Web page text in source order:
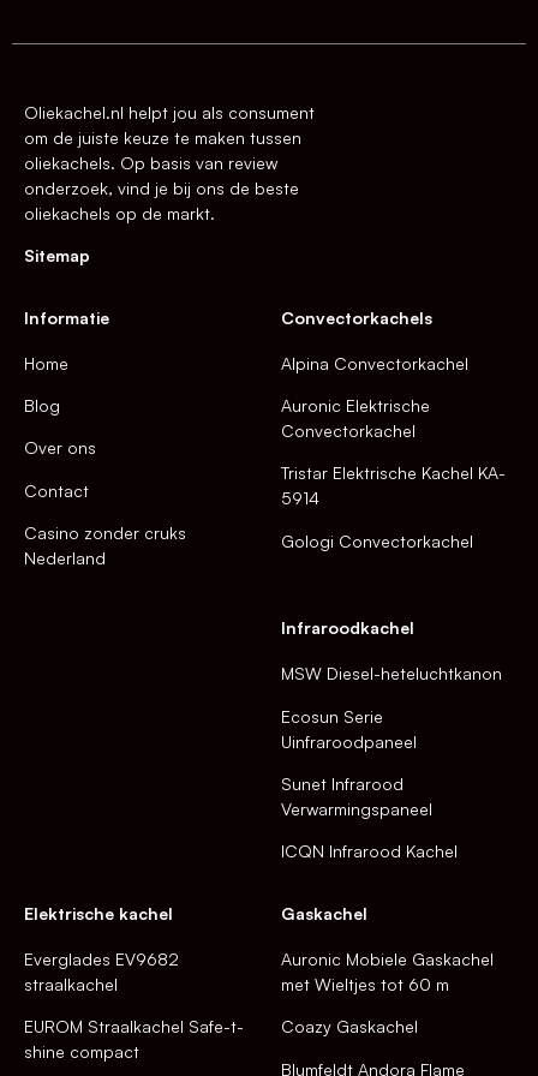
Oliekachel.nl helpt jou als consument
om de juiste keuze te maken tussen
oliekachels. Op basis van review
onderzoek, vind je bij ons de beste
oliekachels op de markt.
Sitemap
Informatie
Home
Blog
Over ons
Contact
Casino zonder cruks
Nederland
Convectorkachels
Alpina Convectorkachel
Auronic Elektrische
Convectorkachel
Tristar Elektrische Kachel KA-
5914
Gologi Convectorkachel
Infraroodkachel
MSW Diesel-heteluchtkanon
Ecosun Serie
Uinfraroodpaneel
Sunet Infrarood
Verwarmingspaneel
ICQN Infrarood Kachel
Elektrische kachel
Everglades EV9682
straalkachel
EUROM Straalkachel Safe-t-
shine compact
Gaskachel
Auronic Mobiele Gaskachel
met Wieltjes tot 60 m
Coazy Gaskachel
Blumfeldt Andora Flame